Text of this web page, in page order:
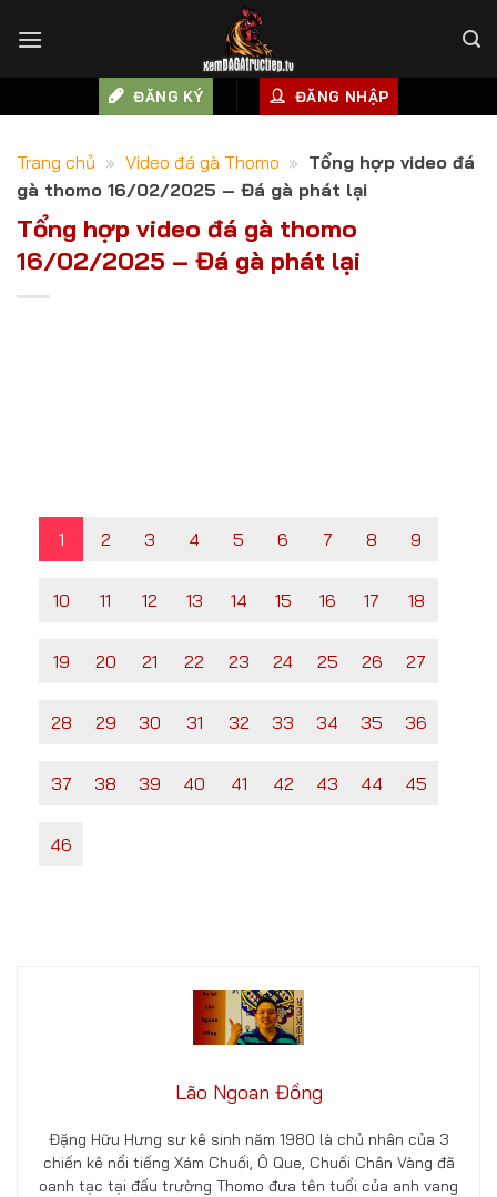
ĐĂNG KÝ ĐĂNG NHẬP
Trang chủ » Video đá gà Thomo » Tổng hợp video đá
gà thomo 16/02/2025 – Đá gà phát lại
Tổng hợp video đá gà thomo
16/02/2025 – Đá gà phát lại
1 2 3 4 5 6 7 8 9
10 11 12 13 14 15 16 17 18
19 20 21 22 23 24 25 26 27
28 29 30 31 32 33 34 35 36
37 38 39 40 41 42 43 44 45
46
Lão Ngoan Đồng
Đặng Hữu Hưng sư kê sinh năm 1980 là chủ nhân của 3
chiến kê nổi tiếng Xám Chuối, Ô Que, Chuối Chân Vàng đã
oanh tạc tại đấu trường Thomo đưa tên tuổi của anh vang